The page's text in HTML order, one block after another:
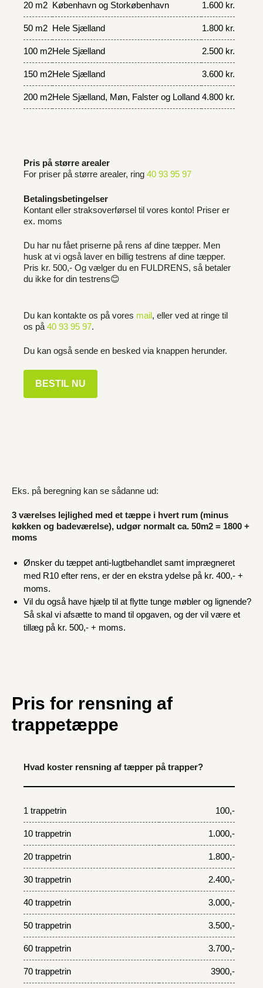
20 m2 København og Storkøbenhavn 1.600 kr.
50 m2 Hele Sjælland 1.800 kr.
100 m2Hele Sjælland 2.500 kr.
150 m2Hele Sjælland 3.600 kr.
200 m2Hele Sjælland, Møn, Falster og Lolland 4.800 kr.
Pris på større arealer
For priser på større arealer, ring 40 93 95 97
Betalingsbetingelser
Kontant eller straksoverførsel til vores konto! Priser er
ex. moms
Du har nu fået priserne på rens af dine tæpper. Men
husk at vi også laver en billig testrens af dine tæpper.
Pris kr. 500,- Og vælger du en FULDRENS, så betaler
du ikke for din testrens😊
Du kan kontakte os på vores mail, eller ved at ringe til
os på 40 93 95 97.
Du kan også sende en besked via knappen herunder.
BESTIL NU
Eks. på beregning kan se sådanne ud:
3 værelses lejlighed med et tæppe i hvert rum (minus
køkken og badeværelse), udgør normalt ca. 50m2 = 1800 +
moms
Ønsker du tæppet anti-lugtbehandlet samt imprægneret
med R10 efter rens, er der en ekstra ydelse på kr. 400,- +
moms.
Vil du også have hjælp til at flytte tunge møbler og lignende?
Så skal vi afsætte to mand til opgaven, og der vil være et
tillæg på kr. 500,- + moms.
Pris for rensning af
trappetæppe
Hvad koster rensning af tæpper på trapper?
1 trappetrin 100,-
10 trappetrin 1.000,-
20 trappetrin 1.800,-
30 trappetrin 2.400,-
40 trappetrin 3.000,-
50 trappetrin 3.500,-
60 trappetrin 3.700,-
70 trappetrin 3900,-